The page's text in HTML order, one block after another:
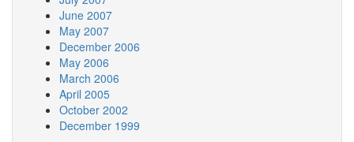
June 2007
May 2007
December 2006
May 2006
March 2006
April 2005
October 2002
December 1999